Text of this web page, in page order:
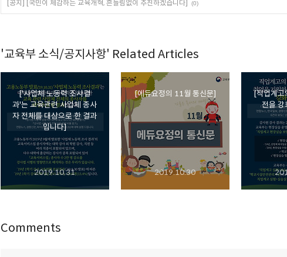
[공지] [국민이 체감하는 교육개혁, 흔들림없이 추진하겠습니다] (0)
'교육부 소식/공지사항' Related Articles
['사업체 노동력 조사결
과'는 교육관련 사업체 종사
자 전체를 대상으로 한 결과
입니다]
2019.10.31
[에듀요정의 11월 통신문]
2019.10.30
[직업계고
전을 강
Comments